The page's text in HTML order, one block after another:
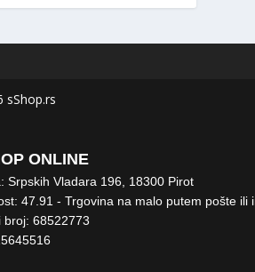
sShop.rs
ONLINE
Srpskih Vladara 196, 18300 Pirot
47.91 - Trgovina na malo putem pošte ili
broj: 68522773